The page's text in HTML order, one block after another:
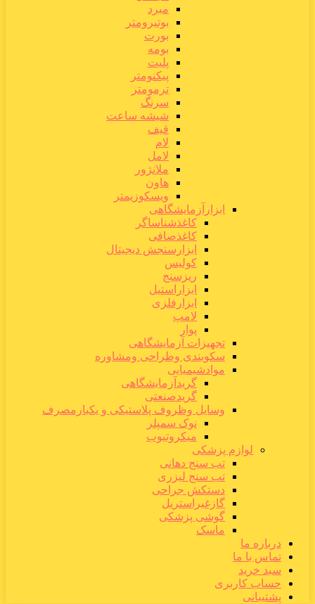
مبرد
بوتیرومتر
بورت
بومه
پلیت
پیکنومتر
ترمومتر
سرنگ
شیشه ساعت
قیف
لام
لامل
ملانژور
هاون
ویسکوزیمتر
ابزارآزمایشگاهی
کاغذشناساگر
کاغذصافی
ابزارسنجش دیجیتال
کولیس
ریزسنج
ابزاراستیل
ابزارفلزی
لامپ
پوار
تجهیزات آزمایشگاهی
سکوبندی وطراحی ومشاوره
موادشیمیایی
گریدآزمایشگاهی
گریدصنعتی
وسایل وظروف پلاستیکی و یکبارمصرف
نوک سمپلر
میکروتیوب
لوازم پزشکی
تب سنج دهانی
تب سنج لیزری
دستکش جراحی
گازغیراستریل
گوشی پزشکی
ماسک
درباره ما
تماس با ما
سبد خرید
حساب کاربری
پشتیبانی